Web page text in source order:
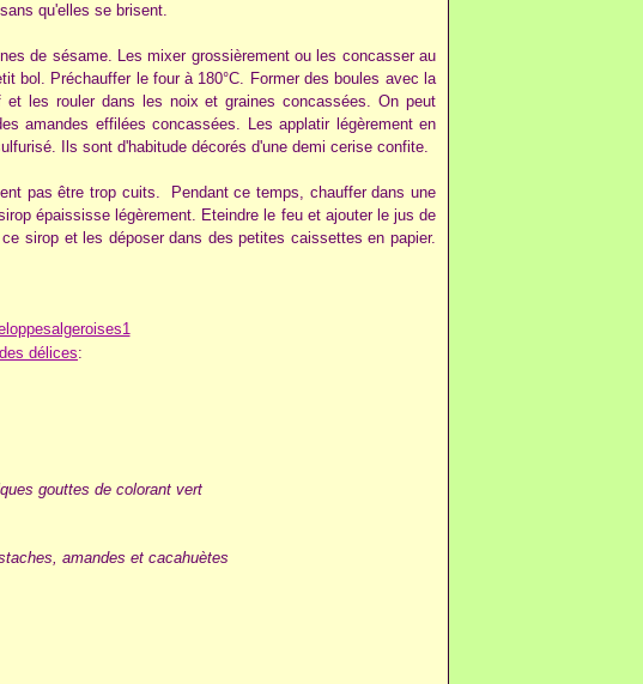
qu'elles se brisent.
de sésame. Les mixer grossièrement ou les concasser au
bol. Préchauffer le four à 180°C. Former des boules avec la
les rouler dans les noix et graines concassées. On peut
amandes effilées concassées. Les applatir légèrement en
Ils sont d'habitude décorés d'une demi cerise confite.
pas être trop cuits. Pendant ce temps, chauffer dans une
épaississe légèrement. Eteindre le feu et ajouter le jus de
sirop et les déposer dans des petites caissettes en papier.
délices:
gouttes de colorant vert
amandes et cacahuètes